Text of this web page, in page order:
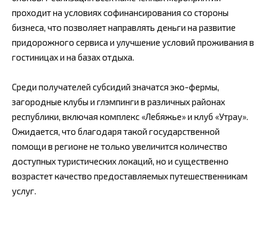
проходит на условиях софинансирования со стороны
бизнеса, что позволяет направлять деньги на развитие
придорожного сервиса и улучшение условий проживания в
гостиницах и на базах отдыха.
Среди получателей субсидий значатся эко-фермы,
загородные клубы и глэмпинги в различных районах
республики, включая комплекс «Лебяжье» и клуб «Утрау».
Ожидается, что благодаря такой государственной
помощи в регионе не только увеличится количество
доступных туристических локаций, но и существенно
возрастет качество предоставляемых путешественникам
услуг.